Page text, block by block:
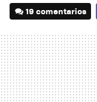
19 comentarios